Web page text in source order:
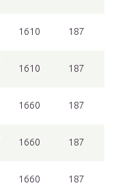
1610 187
1610 187
1660 187
1660 187
1660 187